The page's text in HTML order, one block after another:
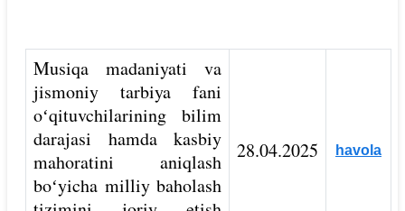
Musiqa madaniyati va
jismoniy tarbiya fani
oʻqituvchilarining bilim
darajasi hamda kasbiy
mahoratini aniqlash
boʻyicha milliy baholash
28.04.2025 havola